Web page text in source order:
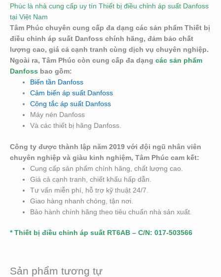
Phúc là nhà cung cấp uy tín Thiết bị điều chỉnh áp suất Danfoss
tại Việt Nam
Tâm Phúc chuyên cung cấp đa dạng các sản phẩm Thiết bị
điều chỉnh áp suất Danfoss chính hãng, đảm bảo chất
lượng cao, giá cả cạnh tranh cùng dịch vụ chuyên nghiệp.
Ngoài ra, Tâm Phúc còn cung cấp đa dạng các sản phẩm
Danfoss bao gồm:
Biến tần Danfoss
Cảm biến áp suất Danfoss
Công tắc áp suất Danfoss
Máy nén Danfoss
Và các thiết bị hãng Danfoss.
Công ty được thành lập năm 2019 với đội ngũ nhân viên
chuyên nghiệp và giàu kinh nghiệm, Tâm Phúc cam kết:
Cung cấp sản phẩm chính hãng, chất lượng cao.
Giá cả cạnh tranh, chiết khấu hấp dẫn.
Tư vấn miễn phí, hỗ trợ kỹ thuật 24/7.
Giao hàng nhanh chóng, tận nơi.
Bảo hành chính hãng theo tiêu chuẩn nhà sản xuất.
* Thiết bị điều chỉnh áp suất RT6AB – C/N: 017-503566
Sản phẩm tương tự